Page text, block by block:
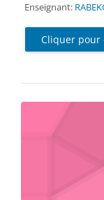
Enseignant:
Cliquer pour